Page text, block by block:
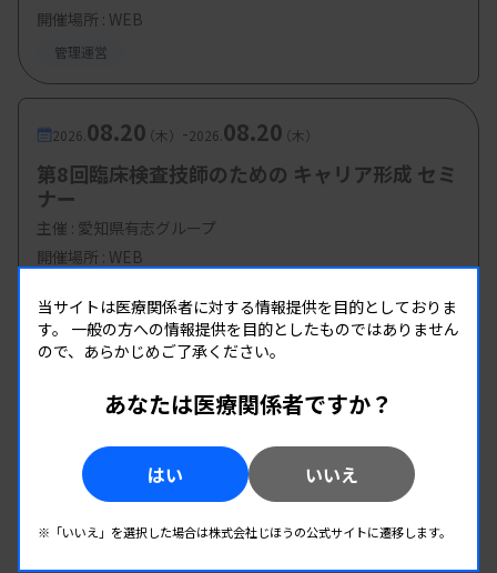
認知症予防ナースの立場から：高澤留美子氏
（日本の介護株式会社）
認知症予防専門臨床検査技師の立場から：松
木美貴氏（文京学院大学）
【参加費・定員など】
・参加費：医師 3000円、医師以外会員（日本認
知症予防学会、日本認知症予防学会東京都支部）
1000円、医師以外非会員 2000円、学生（大学院生
開催場所 : WEB
管理運営
2026. 08.20（木） -2026. 08.20（木）
第8回臨床検査技師のための キャリア形成 セミ
ナー
主催 : 愛知県有志グループ
開催場所 : WEB
当サイトは医療関係者に対する情報提供を目的としておりま
す。 一般の方への情報提供を目的としたものではありません
ので、あらかじめご了承ください。
あなたは医療関係者ですか？
はい いいえ
※「いいえ」を選択した場合は株式会社じほうの公式サイトに遷移します。